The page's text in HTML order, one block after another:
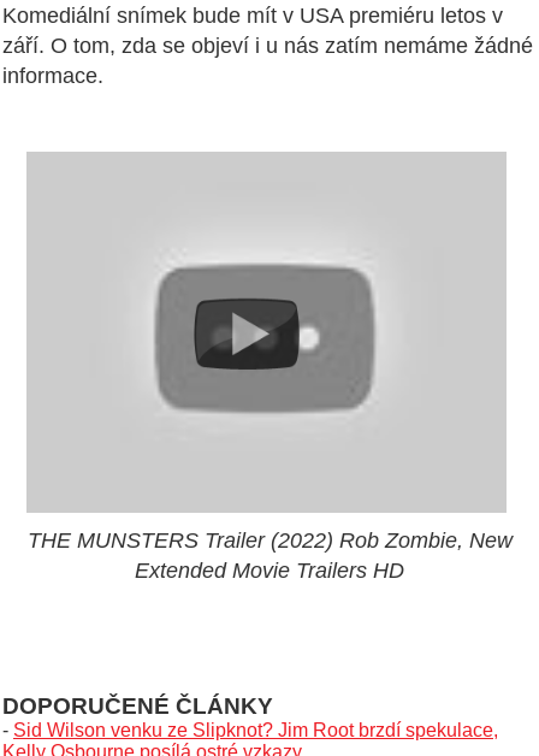
Komediální snímek bude mít v USA premiéru letos v
září. O tom, zda se objeví i u nás zatím nemáme žádné
informace.
THE MUNSTERS Trailer (2022) Rob Zombie, New
Extended Movie Trailers HD
DOPORUČENÉ ČLÁNKY
- Sid Wilson venku ze Slipknot? Jim Root brzdí spekulace,
Kelly Osbourne posílá ostré vzkazy